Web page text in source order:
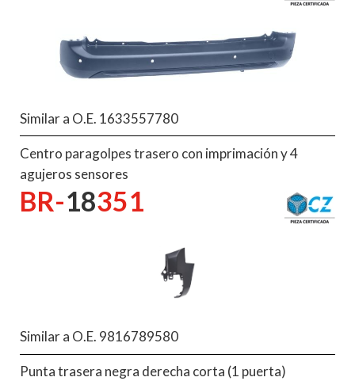
Similar a O.E. 1633557780
Centro paragolpes trasero con imprimación y 4
agujeros sensores
BR-18351
Similar a O.E. 9816789580
Punta trasera negra derecha corta (1 puerta)